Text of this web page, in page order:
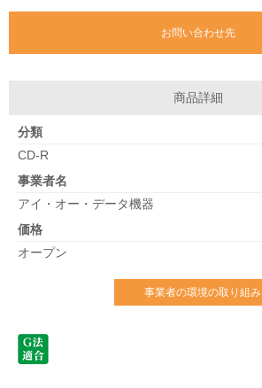
お問い合わせ先
商品詳細
分類
CD-R
事業者名
アイ・オー・データ機器
価格
オープン
事業者の環境の取り組み